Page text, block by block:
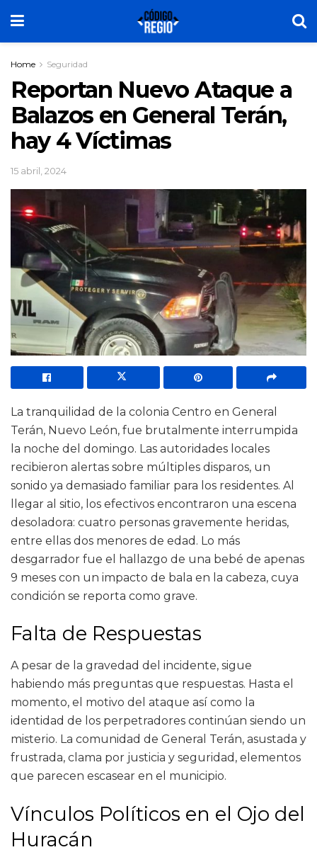
Home Seguridad
Reportan Nuevo Ataque a
Balazos en General Terán,
hay 4 Víctimas
15 abril, 2024
La tranquilidad de la colonia Centro en General
Terán, Nuevo León, fue brutalmente interrumpida
la noche del domingo. Las autoridades locales
recibieron alertas sobre múltiples disparos, un
sonido ya demasiado familiar para los residentes. Al
llegar al sitio, los efectivos encontraron una escena
desoladora: cuatro personas gravemente heridas,
entre ellas dos menores de edad. Lo más
desgarrador fue el hallazgo de una bebé de apenas
9 meses con un impacto de bala en la cabeza, cuya
condición se reporta como grave.
Falta de Respuestas
A pesar de la gravedad del incidente, sigue
habiendo más preguntas que respuestas. Hasta el
momento, el motivo del ataque así como la
identidad de los perpetradores continúan siendo un
misterio. La comunidad de General Terán, asustada y
frustrada, clama por justicia y seguridad, elementos
que parecen escasear en el municipio.
Vínculos Políticos en el Ojo del
Huracán